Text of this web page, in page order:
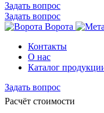
Задать вопрос
Задать вопрос
Ворота
Контакты
О нас
Каталог
Задать вопрос
Расчёт стоимости